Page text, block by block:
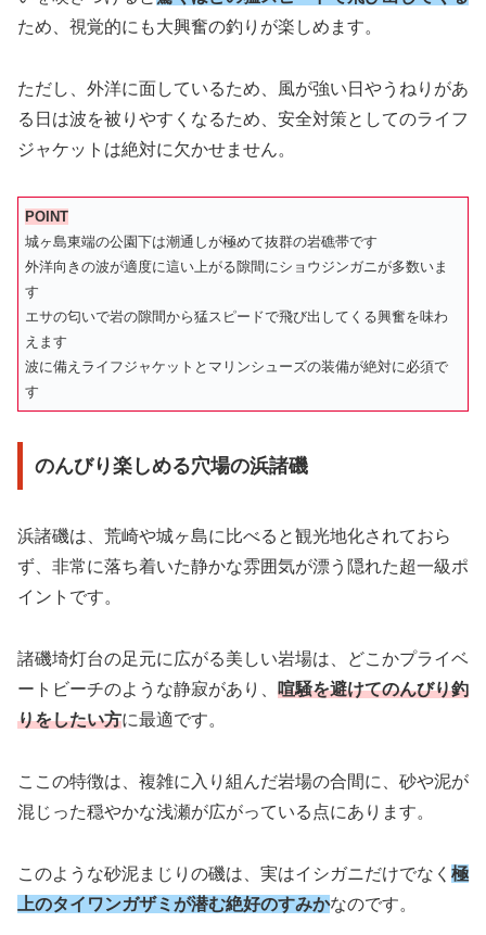
ため、視覚的にも大興奮の釣りが楽しめます。
ただし、外洋に面しているため、風が強い日やうねりがあ
る日は波を被りやすくなるため、安全対策としてのライフ
ジャケットは絶対に欠かせません。
POINT
城ヶ島東端の公園下は潮通しが極めて抜群の岩礁帯です
外洋向きの波が適度に這い上がる隙間にショウジンガニが多数いま
す
エサの匂いで岩の隙間から猛スピードで飛び出してくる興奮を味わ
えます
波に備えライフジャケットとマリンシューズの装備が絶対に必須で
す
のんびり楽しめる穴場の浜諸磯
浜諸磯は、荒崎や城ヶ島に比べると観光地化されておら
ず、非常に落ち着いた静かな雰囲気が漂う隠れた超一級ポ
イントです。
諸磯埼灯台の足元に広がる美しい岩場は、どこかプライベ
ートビーチのような静寂があり、 喧騒を避けてのんびり釣
りをしたい方に最適です。
ここの特徴は、複雑に入り組んだ岩場の合間に、砂や泥が
混じった穏やかな浅瀬が広がっている点にあります。
このような砂泥まじりの磯は、実はイシガニだけでなく 極
上のタイワンガザミが潜む絶好のすみかなのです。